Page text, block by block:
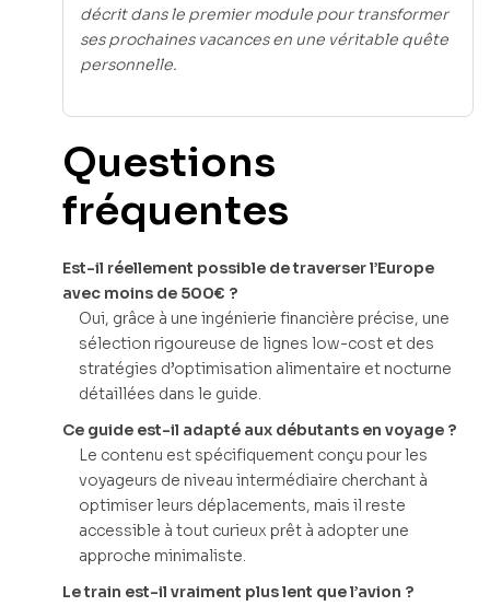
décrit dans le premier module pour transformer
ses prochaines vacances en une véritable quête
personnelle.
Questions
fréquentes
Est-il réellement possible de traverser l’Europe
avec moins de 500€ ?
Oui, grâce à une ingénierie financière précise, une
sélection rigoureuse de lignes low-cost et des
stratégies d’optimisation alimentaire et nocturne
détaillées dans le guide.
Ce guide est-il adapté aux débutants en voyage ?
Le contenu est spécifiquement conçu pour les
voyageurs de niveau intermédiaire cherchant à
optimiser leurs déplacements, mais il reste
accessible à tout curieux prêt à adopter une
approche minimaliste.
Le train est-il vraiment plus lent que l’avion ?